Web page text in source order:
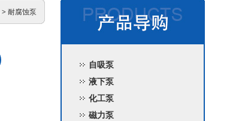
>耐腐蚀泵
自吸泵
液下泵
化工泵
磁力泵